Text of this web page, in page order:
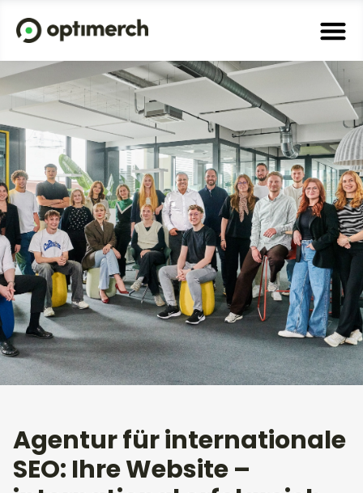
Agentur für internationale
SEO: Ihre Website –